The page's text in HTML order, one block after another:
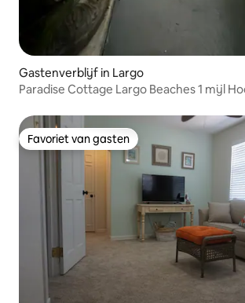
Gastenverblijf in Largo
Paradise Cottage Largo Beaches 1 mijl
Favoriet van gasten
Favoriet van gasten